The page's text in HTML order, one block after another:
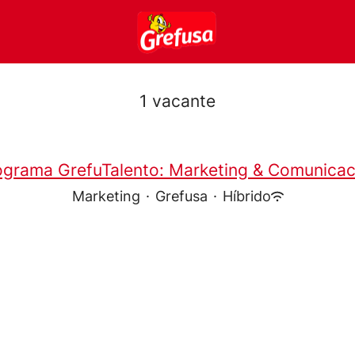
1 vacante
GrefuTalento: Marketing &
Marketing · Grefusa · Híbrido